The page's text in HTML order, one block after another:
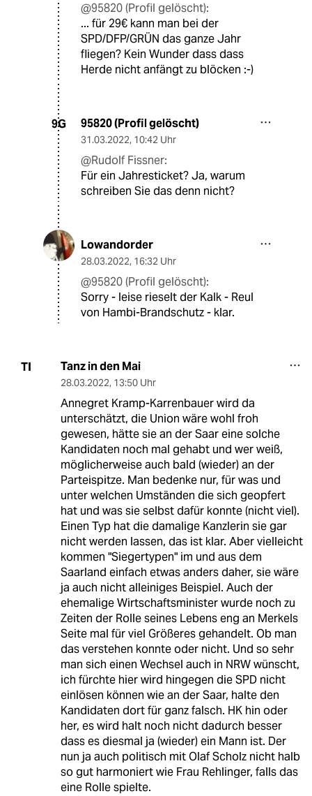
@95820 (Profil gelöscht):
... für 29€ kann man bei der
SPD/DFP/GRÜN das ganze Jahr
fliegen? Kein Wunder dass dass
Herde nicht anfängt zu blöcken :-)
9G 95820 (Profil gelöscht)
31.03.2022, 10:42 Uhr
@Rudolf Fissner:
Für ein Jahresticket? Ja, warum
schreiben Sie das denn nicht?
Lowandorder
28.03.2022, 16:32 Uhr
@95820 (Profil gelöscht):
Sorry - leise rieselt der Kalk - Reul
von Hambi-Brandschutz - klar.
TI Tanz in den Mai
28.03.2022, 13:50 Uhr
Annegret Kramp-Karrenbauer wird da
unterschätzt, die Union wäre wohl froh
gewesen, hätte sie an der Saar eine solche
Kandidaten noch mal gehabt und wer weiß,
möglicherweise auch bald (wieder) an der
Parteispitze. Man bedenke nur, für was und
unter welchen Umständen die sich geopfert
hat und was sie selbst dafür konnte (nicht viel).
Einen Typ hat die damalige Kanzlerin sie gar
nicht werden lassen, das ist klar. Aber vielleicht
kommen "Siegertypen" im und aus dem
Saarland einfach etwas anders daher, sie wäre
ja auch nicht alleiniges Beispiel. Auch der
ehemalige Wirtschaftsminister wurde noch zu
Zeiten der Rolle seines Lebens eng an Merkels
Seite mal für viel Größeres gehandelt. Ob man
das verstehen konnte oder nicht. Und so sehr
man sich einen Wechsel auch in NRW wünscht,
ich fürchte hier wird hingegen die SPD nicht
einlösen können wie an der Saar, halte den
Kandidaten dort für ganz falsch. HK hin oder
her, es wird halt noch nicht dadurch besser
dass es diesmal ja (wieder) ein Mann ist. Der
nun ja auch politisch mit Olaf Scholz nicht halb
so gut harmoniert wie Frau Rehlinger, falls das
eine Rolle spielte.